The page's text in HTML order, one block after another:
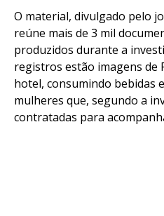
O material, divulgado pelo
reúne mais de 3 mil
produzidos durante a
registros estão imagens de
hotel, consumindo bebidas
mulheres que, segundo a
contratadas para
Flipboard
Pinterest